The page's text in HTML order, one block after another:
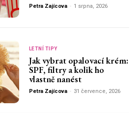
Petra Zajícova - 1 srpna, 2026
LETNÍ TIPY
Jak vybrat opalovací krém:
SPF, filtry a kolik ho
vlastně nanést
Petra Zajícova - 31 července, 2026